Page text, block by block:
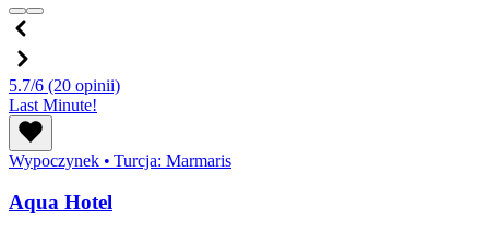
5.7/6 (20 opinii)
Last Minute!
Wypoczynek • Turcja: Marmaris
Aqua Hotel